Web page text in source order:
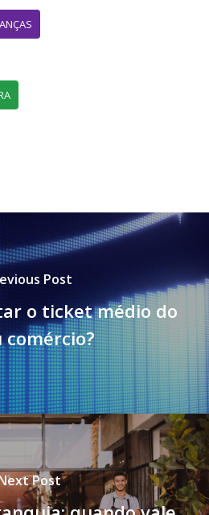
Post
o ticket médio do
comércio?
Post